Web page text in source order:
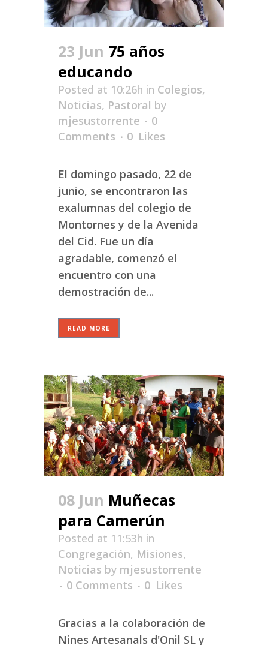
23 Jun 75 años
educando
Posted at 10:26h in Colegios,
Noticias, Pastoral by
mjesustorrente
0
Comments
0 Likes
El domingo pasado, 22 de
junio, se encontraron las
exalumnas del colegio de
Montornes y de la Avenida
del Cid. Fue un día
agradable, comenzó el
encuentro con una
demostración de...
READ MORE
08 Jun Muñecas
para Camerún
Posted at 11:53h in
Congregación, Misiones,
Noticias by mjesustorrente
0 Comments
0 Likes
Gracias a la colaboración de
Nines Artesanals d'Onil SL y